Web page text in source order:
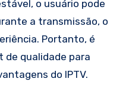
o usuário pode
a transmissão, o
Portanto, é
qualidade para
do IPTV.